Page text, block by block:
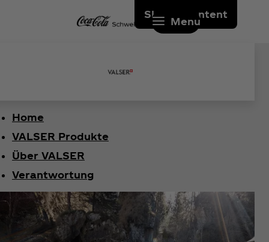
Skip to content
Menu
Home
VALSER Produkte
Über VALSER
Verantwortung